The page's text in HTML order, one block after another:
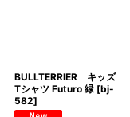
BULLTERRIER キッズ
Tシャツ Futuro 緑 [bj-
582]